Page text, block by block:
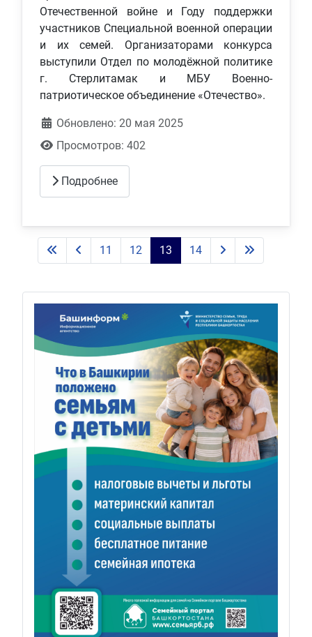
Отечественной войне и Году поддержки
участников Специальной военной операции
и их семей. Организаторами конкурса
выступили Отдел по молодёжной политике
г. Стерлитамак и МБУ Военно-
патриотическое объединение «Отечество».
Обновлено: 20 мая 2025
Просмотров: 402
Подробнее
11 12 13 14